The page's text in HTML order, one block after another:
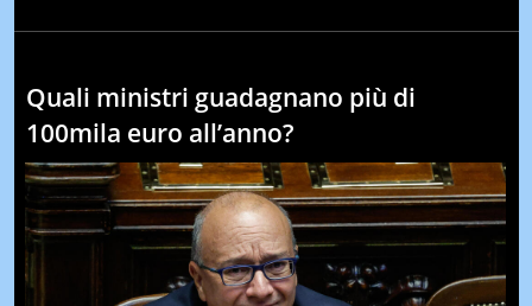
Quali ministri guadagnano più di
100mila euro all’anno?